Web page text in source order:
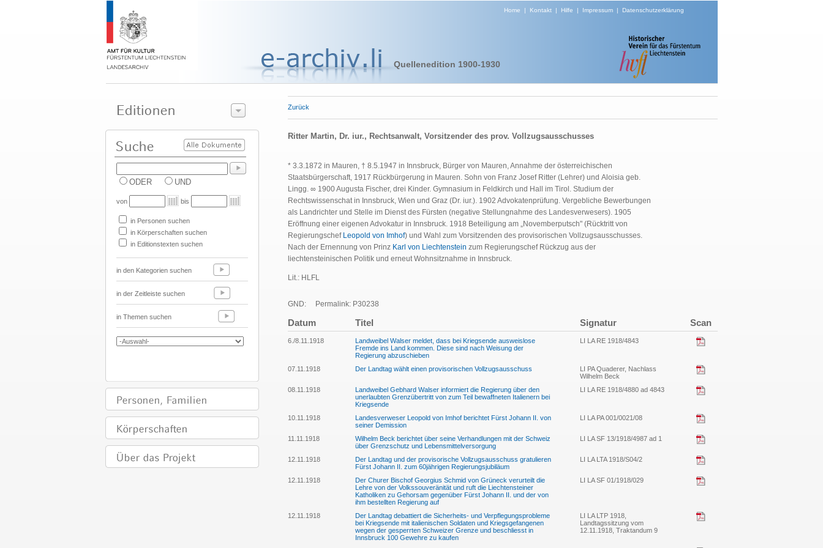
Home | Kontakt| Hilfe | Impressum| Datenschutzerklärung
Quellenedition 1900-1930
ODER UND
von bis
in Personen suchen
in Körperschaften suchen
in Editionstexten suchen
in den Kategorien suchen
in der Zeitleiste suchen
in Themen suchen
Zurück
Ritter Martin, Dr. iur., Rechtsanwalt, Vorsitzender des prov. Vollzugsausschusses
* 3.3.1872 in Mauren, † 8.5.1947 in Innsbruck, Bürger von Mauren, Annahme der österreichischen
Staatsbürgerschaft, 1917 Rückbürgerung in Mauren. Sohn von Franz Josef Ritter (Lehrer) und Aloisia geb.
Lingg. ∞ 1900 Augusta Fischer, drei Kinder. Gymnasium in Feldkirch und Hall im Tirol. Studium der
Rechtswissenschat in Innsbruck, Wien und Graz (Dr. iur.). 1902 Advokatenprüfung. Vergebliche Bewerbungen
als Landrichter und Stelle im Dienst des Fürsten (negative Stellungnahme des Landesverwesers). 1905
Eröffnung einer eigenen Advokatur in Innsbruck. 1918 Beteiligung am „Novemberputsch" (Rücktritt von
Regierungschef Leopold von Imhof) und Wahl zum Vorsitzenden des provisorischen Vollzugsausschusses.
Nach der Ernennung von Prinz Karl von Liechtenstein zum Regierungschef Rückzug aus der
liechtensteinischen Politik und erneut Wohnsitznahme in Innsbruck.
Lit.: HLFL
GND: Permalink: P30238
Datum Titel Signatur Scan
6./8.11.1918
Landweibel Walser meldet, dass bei Kriegsende ausweislose
Fremde ins Land kommen. Diese sind nach Weisung der
Regierung abzuschieben
LI LA RE 1918/4843
07.11.1918 Der Landtag wählt einen provisorischen Vollzugsausschuss
LI PA Quaderer, Nachlass
Wilhelm Beck
08.11.1918
Landweibel Gebhard Walser informiert die Regierung über den
unerlaubten Grenzübertritt von zum Teil bewaffneten Italienern bei
Kriegsende
LI LA RE 1918/4880 ad 4843
10.11.1918
Landesverweser Leopold von Imhof berichtet Fürst Johann II. von
seiner Demission
LI LA PA 001/0021/08
11.11.1918
Wilhelm Beck berichtet über seine Verhandlungen mit der Schweiz
über Grenzschutz und Lebensmittelversorgung
LI LA SF 13/1918/4987 ad 1
12.11.1918
Der Landtag und der provisorische Vollzugsausschuss gratulieren
Fürst Johann II. zum 60jährigen Regierungsjubiläum
LI LA LTA 1918/S04/2
12.11.1918
Der Churer Bischof Georgius Schmid von Grüneck verurteilt die
Lehre von der Volkssouveränität und ruft die Liechtensteiner
Katholiken zu Gehorsam gegenüber Fürst Johann II. und der von
ihm bestellten Regierung auf
LI LA SF 01/1918/029
12.11.1918
Der Landtag debattiert die Sicherheits- und Verpflegungsprobleme
bei Kriegsende mit italienischen Soldaten und Kriegsgefangenen
wegen der gesperrten Schweizer Grenze und beschliesst in
Innsbruck 100 Gewehre zu kaufen
LI LA LTP 1918,
Landtagssitzung vom
12.11.1918, Traktandum 9